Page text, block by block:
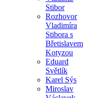
Stibor
Rozhovor
Vladimíra
Stibora s
Břetislavem
Kotyzou
Eduard
Světlík
Karel Sýs
Miroslav